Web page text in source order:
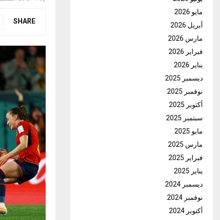
SHARE
مايو 2026
أبريل 2026
مارس 2026
فبراير 2026
يناير 2026
ديسمبر 2025
نوفمبر 2025
أكتوبر 2025
سبتمبر 2025
مايو 2025
مارس 2025
فبراير 2025
يناير 2025
ديسمبر 2024
نوفمبر 2024
أكتوبر 2024